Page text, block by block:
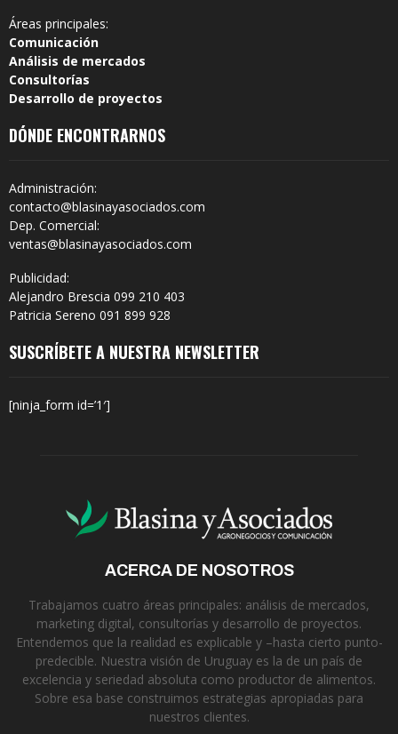
Áreas principales:
Comunicación
Análisis de mercados
Consultorías
Desarrollo de proyectos
DÓNDE ENCONTRARNOS
Administración:
contacto@blasinayasociados.com
Dep. Comercial:
ventas@blasinayasociados.com
Publicidad:
Alejandro Brescia 099 210 403
Patricia Sereno 091 899 928
SUSCRÍBETE A NUESTRA NEWSLETTER
[ninja_form id=’1′]
ACERCA DE NOSOTROS
Trabajamos cuatro áreas principales: análisis de mercados,
marketing digital, consultorías y desarrollo de proyectos.
Entendemos que la realidad es explicable y –hasta cierto punto-
predecible. Nuestra visión de Uruguay es la de un país de
excelencia y seriedad absoluta como productor de alimentos.
Sobre esa base construimos estrategias apropiadas para
nuestros clientes.